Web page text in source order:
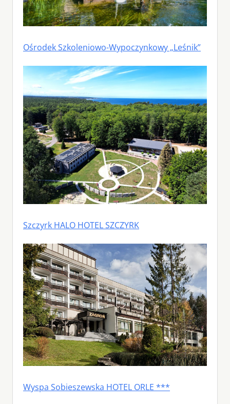
Ośrodek Szkoleniowo-Wypoczynkowy „Leśnik”
Szczyrk HALO HOTEL SZCZYRK
Wyspa Sobieszewska HOTEL ORLE ***